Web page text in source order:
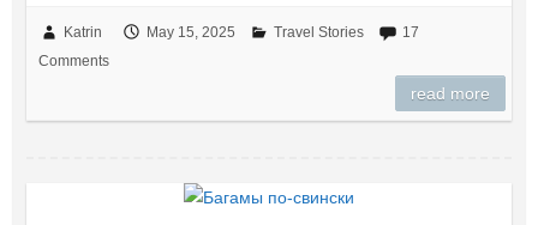
Katrin May 15, 2025 Travel Stories
17
Comments
read more